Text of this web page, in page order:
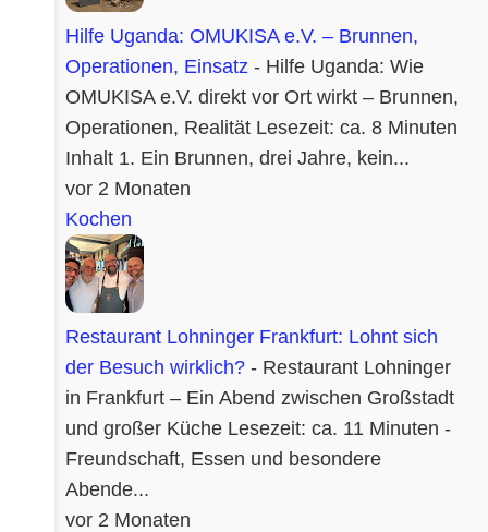
Hilfe Uganda: OMUKISA e.V. – Brunnen,
Operationen, Einsatz - Hilfe Uganda: Wie
OMUKISA e.V. direkt vor Ort wirkt – Brunnen,
Operationen, Realität Lesezeit: ca. 8 Minuten
Inhalt 1. Ein Brunnen, drei Jahre, kein...
vor 2 Monaten
Kochen
Restaurant Lohninger Frankfurt: Lohnt sich
der Besuch wirklich? - Restaurant Lohninger
in Frankfurt – Ein Abend zwischen Großstadt
und großer Küche Lesezeit: ca. 11 Minuten -
Freundschaft, Essen und besondere
Abende...
vor 2 Monaten